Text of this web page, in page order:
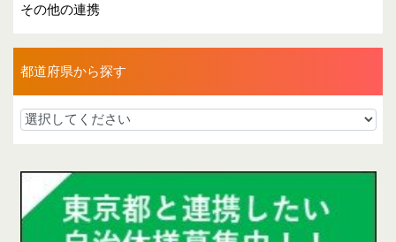
その他の連携
都道府県から探す